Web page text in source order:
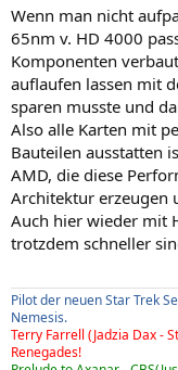
Wenn man nicht
65nm v. HD 4000
Komponenten
auflaufen lassen mit
sparen musste und
Also alle Karten mit
Bauteilen ausstatten
AMD, die diese
Architektur erzeugen
Auch hier wieder mit
trotzdem schneller
Pilot der neuen Star Trek
Nemesis.
Terry Farrell (Jadzia Dax -
Renegades!